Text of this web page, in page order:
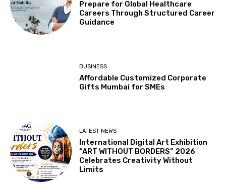
Prepare for Global Healthcare
Careers Through Structured Career
Guidance
BUSINESS
Affordable Customized Corporate
Gifts Mumbai for SMEs
LATEST NEWS
International Digital Art Exhibition
“ART WITHOUT BORDERS” 2026
Celebrates Creativity Without
Limits